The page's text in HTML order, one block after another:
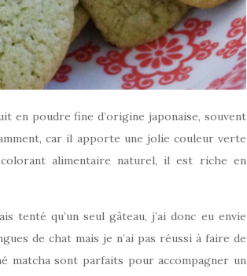
en poudre fine d’origine japonaise, souvent
car il apporte une jolie couleur verte
alimentaire naturel, il est riche en
tenté qu’un seul gâteau, j’ai donc eu envie
de chat mais je n’ai pas réussi à faire de
matcha sont parfaits pour accompagner un